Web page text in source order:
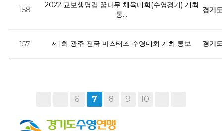
158
2022 교보생명컵 꿈나무 체육대회(수영경기) 개최
통…
경기
157 제1회 광주 전국 마스터즈 수영대회 개최 통보 경기
6 7 8 9 10